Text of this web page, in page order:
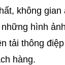
không
hình
tải thông
hàng.